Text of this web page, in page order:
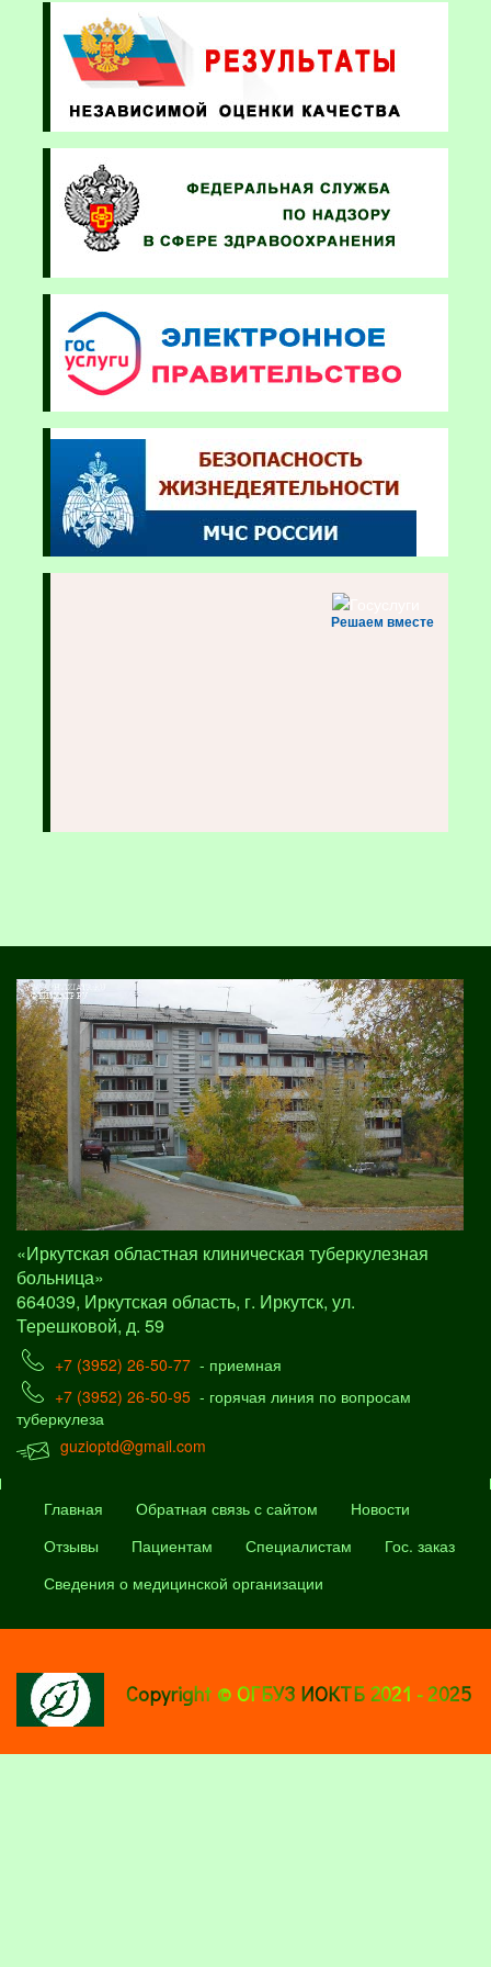
Решаем вместе
«Иркутская областная клиническая туберкулезная
больница»
664039, Иркутская область, г. Иркутск, ул.
Терешковой, д. 59
+7 (3952) 26-50-77 - приемная
+7 (3952) 26-50-95 - горячая линия по вопросам
туберкулеза
guzioptd@gmail.com
Главная Обратная связь с сайтом
Новости
Отзывы
Пациентам Специалистам
Гос. заказ
Сведения о медицинской организации
Copyright © ОГБУЗ ИОКТБ 2021 - 2025